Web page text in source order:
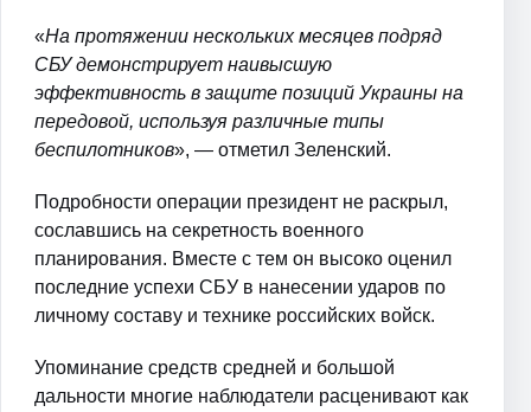
«На протяжении нескольких месяцев подряд
СБУ демонстрирует наивысшую
эффективность в защите позиций Украины на
передовой, используя различные типы
беспилотников», — отметил Зеленский.
Подробности операции президент не раскрыл,
сославшись на секретность военного
планирования. Вместе с тем он высоко оценил
последние успехи СБУ в нанесении ударов по
личному составу и технике российских войск.
Упоминание средств средней и большой
дальности многие наблюдатели расценивают как